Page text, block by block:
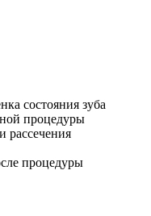
состояния зуба
процедуры
рассечения
процедуры